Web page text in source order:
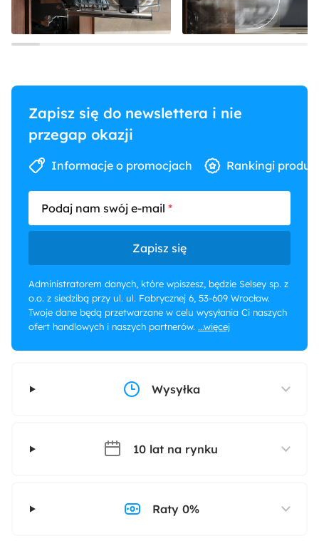
Zapisz się do newslettera i nie
przegap okazji
Informacje o promocjach Rankingi
Podaj nam swój e-mail
Zapisz się
Administratorem danych, które wpiszesz, będzie Selsey sp. z
o.o. z siedzibą przy ul. ul. Fabrycznej 6, 53-609 Wrocław.
Twoje dane będą przetwarzane w celu wysyłania Ci naszych
ofert handlowych i naszych partnerów. ...więcej
Wysyłka
10 lat na rynku
Raty 0%